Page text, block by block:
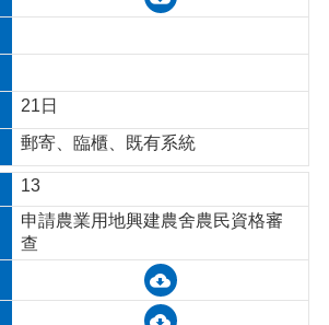
21日
郵寄、臨櫃、既有系統
13
申請農業用地興建農舍農民資格審
查